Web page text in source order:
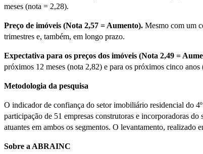
meses (nota = 2,28).
Preço de imóveis (Nota 2,57 = Aumento). Mesmo com um
trimestres e, também, em longo prazo.
Expectativa para os preços dos imóveis (Nota 2,49 =
próximos 12 meses (nota 2,82) e para os próximos cinco anos
Metodologia da pesquisa
O indicador de confiança do setor imobiliário residencial do
participação de 51 empresas construtoras e incorporadoras
atuantes em ambos os segmentos. O levantamento,
Sobre a ABRAINC